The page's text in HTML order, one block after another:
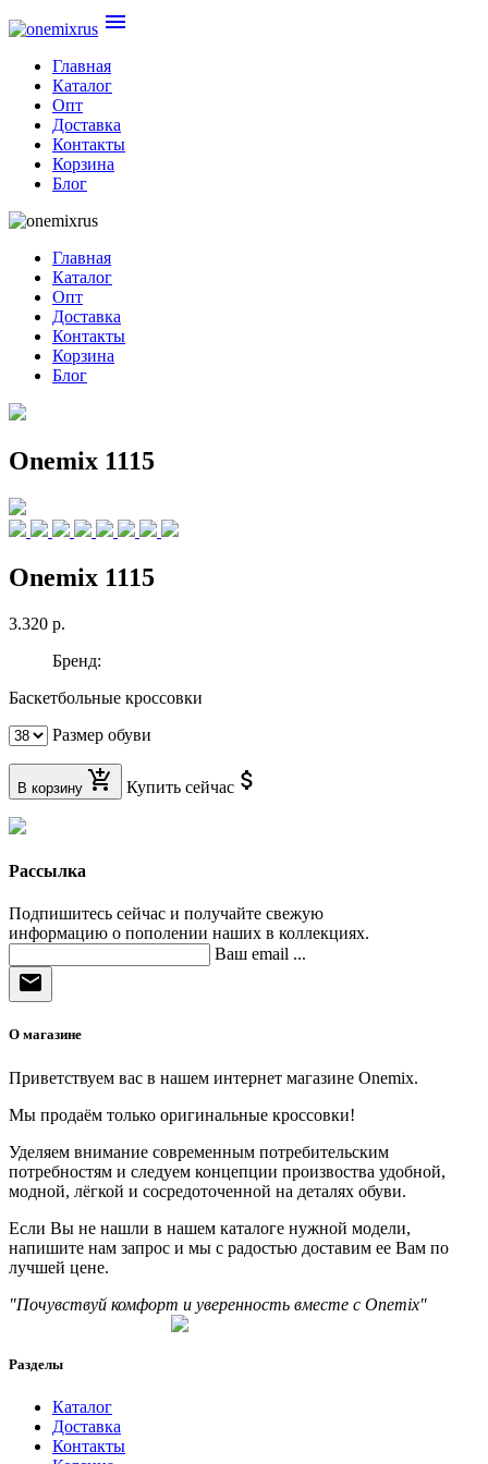
menu
Главная
Каталог
Опт
Доставка
Контакты
Корзина
Блог
Главная
Каталог
Опт
Доставка
Контакты
Корзина
Блог
Onemix 1115
Onemix 1115
3.320 р.
Бренд:
Баскетбольные кроссовки
Размер обуви
В корзину add_shopping_cart Купить сейчас attach_money
Рассылка
Подпишитесь сейчас и получайте свежую
информацию о пополении наших в коллекциях.
Ваш email ...
mail
О магазине
Приветствуем вас в нашем интернет магазине Onemix.
Мы продаём только оригинальные кроссовки!
Уделяем внимание современным потребительским
потребностям и следуем концепции произвоства удобной,
модной, лёгкой и сосредоточенной на деталях обуви.
Если Вы не нашли в нашем каталоге нужной модели,
напишите нам запрос и мы с радостью доставим ее Вам по
лучшей цене.
"Почувствуй комфорт и уверенность вместе с Onemix"
Разделы
Каталог
Доставка
Контакты